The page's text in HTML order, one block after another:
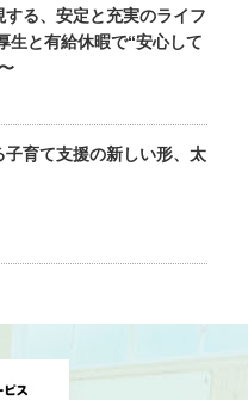
る、安定と充実のライフ
生と有給休暇で“安心して
育て支援の新しい形、太